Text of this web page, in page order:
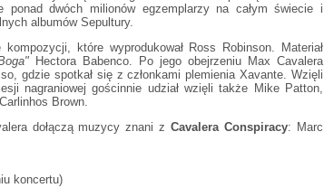
ponad dwóch milionów egzemplarzy na całym świecie i
albumów Sepultury.
które wyprodukował Ross Robinson. Materiał
Hectora Babenco. Po jego obejrzeniu Max Cavalera
gdzie spotkał się z członkami plemienia Xavante. Wzięli
nagraniowej gościnnie udział wzięli także Mike Patton,
Brown.
dołączą muzycy znani zCavalera Conspiracy: Marc
koncertu)